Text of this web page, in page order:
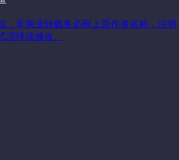
，非商业转载务必附上原作者名称，注明
绎或修改。